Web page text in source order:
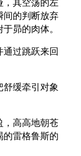
间的判断放弃
昴的肉体。
过跳跃来回
缓牵引对象
，高高地朝苍
的雷格鲁斯的